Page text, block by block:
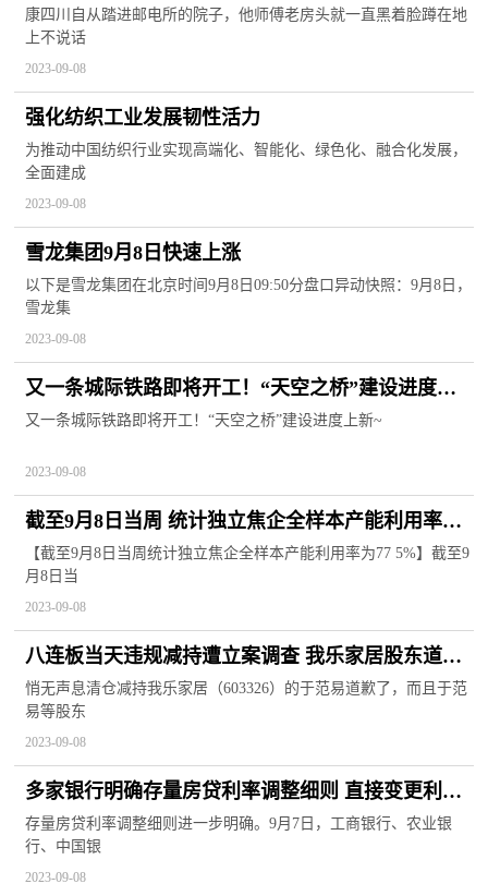
康四川自从踏进邮电所的院子，他师傅老房头就一直黑着脸蹲在地
上不说话
2023-09-08
强化纺织工业发展韧性活力
为推动中国纺织行业实现高端化、智能化、绿色化、融合化发展，
全面建成
2023-09-08
雪龙集团9月8日快速上涨
以下是雪龙集团在北京时间9月8日09:50分盘口异动快照：9月8日，
雪龙集
2023-09-08
又一条城际铁路即将开工！“天空之桥”建设进度上
新~
又一条城际铁路即将开工！“天空之桥”建设进度上新~
2023-09-08
截至9月8日当周 统计独立焦企全样本产能利用率为
77.5%
【截至9月8日当周统计独立焦企全样本产能利用率为77 5%】截至9
月8日当
2023-09-08
八连板当天违规减持遭立案调查 我乐家居股东道歉
承诺“购回”
悄无声息清仓减持我乐家居（603326）的于范易道歉了，而且于范
易等股东
2023-09-08
多家银行明确存量房贷利率调整细则 直接变更利率
或成主流方式
存量房贷利率调整细则进一步明确。9月7日，工商银行、农业银
行、中国银
2023-09-08